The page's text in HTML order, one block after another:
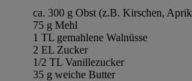
ca. 300 g Obst (z.B. Kirschen,
75 g Mehl
1 TL gemahlene Walnüsse
2 EL Zucker
1/2 TL Vanillezucker
35 g weiche Butter